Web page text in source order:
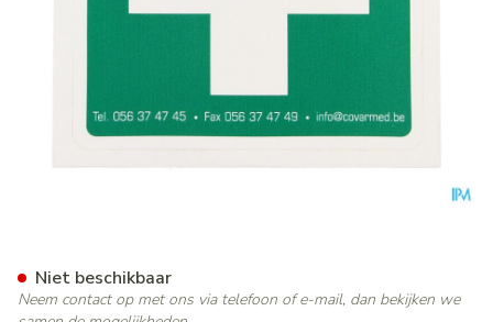
Niet beschikbaar
Neem contact op met ons via telefoon of e-mail, dan bekijken we